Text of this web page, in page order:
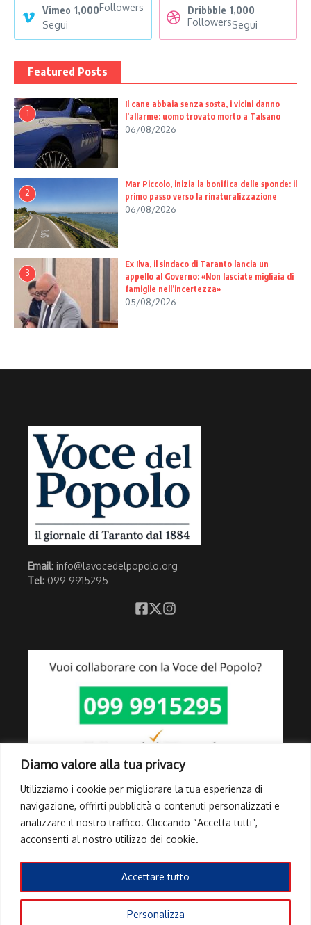
Diamo valore alla tua privacy
Utilizziamo i cookie per migliorare la tua esperienza di
navigazione, offrirti pubblicità o contenuti personalizzati e
analizzare il nostro traffico. Cliccando “Accetta tutti”,
acconsenti al nostro utilizzo dei cookie.
Personalizza
Accettare tutto
Vimeo 1,000Followers
Segui
Dribbble 1,000
FollowersSegui
Featured Posts
1
Il cane abbaia senza sosta, i vicini danno
l’allarme: uomo trovato morto a Talsano
06/08/2026
2
Mar Piccolo, inizia la bonifica delle sponde: il
primo passo verso la rinaturalizzazione
06/08/2026
3
Ex Ilva, il sindaco di Taranto lancia un
appello al Governo: «Non lasciate migliaia di
famiglie nell’incertezza»
05/08/2026
Email: info@lavocedelpopolo.org
Tel: 099 9915295
Link Utili
Info Pubblicità elettorale